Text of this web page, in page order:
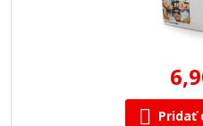
Pridať